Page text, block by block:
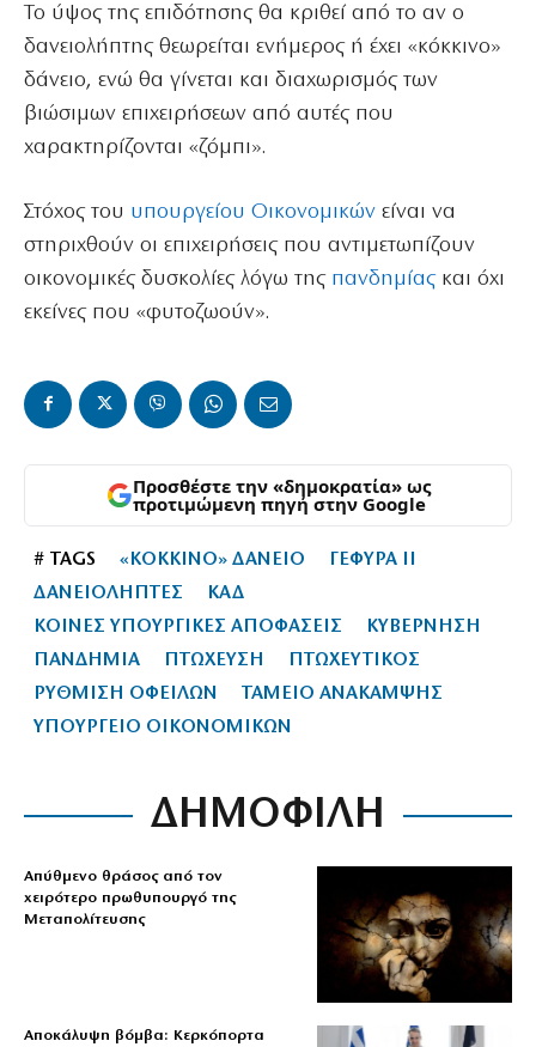
Το ύψος της επιδότησης θα κριθεί από το αν ο
δανειολήπτης θεωρείται ενήμερος ή έχει «κόκκινο»
δάνειο, ενώ θα γίνεται και διαχωρισμός των
βιώσιμων επιχειρήσεων από αυτές που
χαρακτηρίζονται «ζόμπι».
Στόχος του υπουργείου Οικονομικών είναι να
στηριχθούν οι επιχειρήσεις που αντιμετωπίζουν
οικονομικές δυσκολίες λόγω της πανδημίαςκαι όχι
εκείνες που «φυτοζωούν».
Προσθέστε την «δημοκρατία» ως
προτιμώμενη πηγή στην Google
# TAGS «ΚΟΚΚΙΝΟ» ΔΑΝΕΙΟ
ΓΕΦΥΡΑ ΙΙ
ΔΑΝΕΙΟΛΗΠΤΕΣ
ΚΑΔ
ΚΟΙΝΕΣ ΥΠΟΥΡΓΙΚΕΣ ΑΠΟΦΑΣΕΙΣ
ΚΥΒΕΡΝΗΣΗ
ΠΑΝΔΗΜΙΑ
ΠΤΩΧΕΥΣΗ
ΠΤΩΧΕΥΤΙΚΟΣ
ΡΥΘΜΙΣΗ ΟΦΕΙΛΩΝ
ΤΑΜΕΙΟ ΑΝΑΚΑΜΨΗΣ
ΥΠΟΥΡΓΕΙΟ ΟΙΚΟΝΟΜΙΚΩΝ
ΔΗΜΟΦΙΛΗ
Απύθμενο θράσος από τον
χειρότερο πρωθυπουργό της
Μεταπολίτευσης
Αποκάλυψη βόμβα: Κερκόπορτα